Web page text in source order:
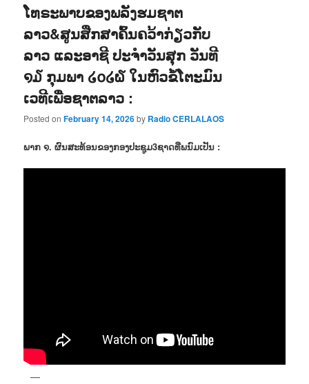
ໂທຣະພາບຂອງພລັງຮມຊາຕ
ລາວ&ສູນສືກສາຄົ້ນຄວ້າກ່ຽວກັບ
ລາວ ແລະອາຊີ ປະຈຳວັນສຸກ ວັນທີ
໑໓ ກຸມພາ ໒໐໒໖ ໃນຫົວຂໍ້ໂຕະມົນ
ເວທີເພື່ອຊາຕລາວ :
Posted onFebruary 14, 2026by Radio CERLALAOS
ພາກ ໑. ຜົນສະທ້ອນຂອງກອງປະຊູມ3ຊາດທີ່ພນົມເປັນ :